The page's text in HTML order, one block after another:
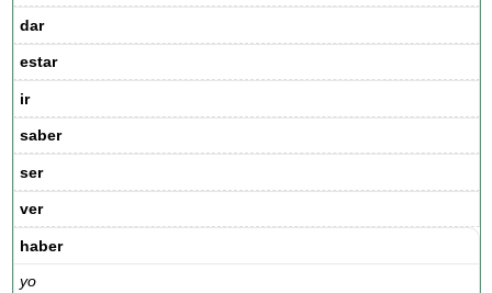
dar
estar
ir
saber
ser
ver
haber
yo